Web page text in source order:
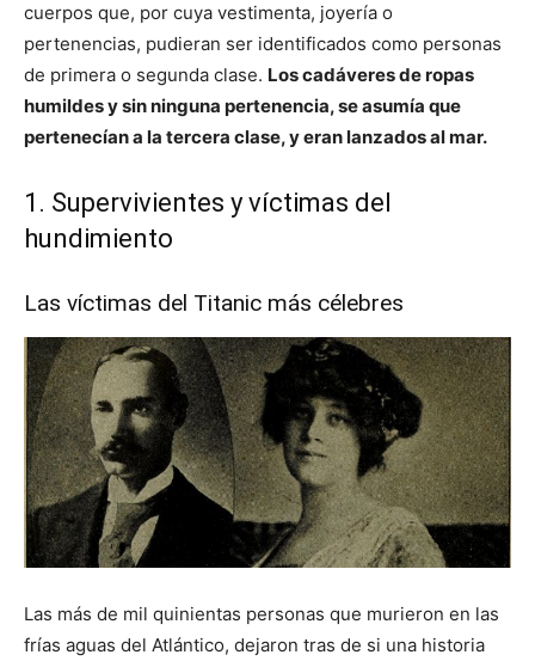
cuerpos que, por cuya vestimenta, joyería o
pertenencias, pudieran ser identificados como personas
de primera o segunda clase. Los cadáveres de ropas
humildes y sin ninguna pertenencia, se asumía que
pertenecían a la tercera clase, y eran lanzados al mar.
1. Supervivientes y víctimas del
hundimiento
Las víctimas del Titanic más célebres
Las más de mil quinientas personas que murieron en las
frías aguas del Atlántico, dejaron tras de si una historia